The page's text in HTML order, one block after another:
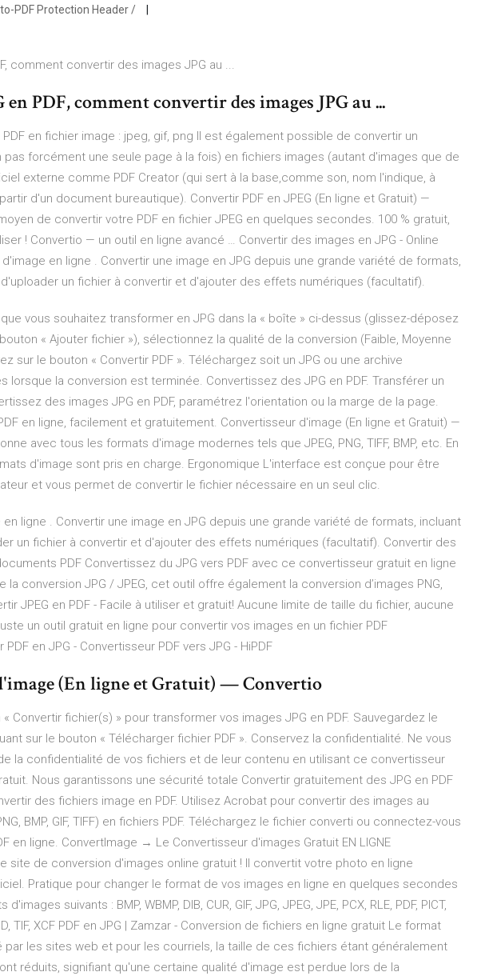
PDF Protection Header /
comment convertir des images JPG au ...
en PDF, comment convertir des images JPG au ...
en fichier image : jpeg, gif, png Il est également possible de convertir un
pas forcément une seule page à la fois) en fichiers images (autant d'images que de
externe comme PDF Creator (qui sert à la base,comme son, nom l'indique, à
d'un document bureautique). Convertir PDF en JPEG (En ligne et Gratuit) —
de convertir votre PDF en fichier JPEG en quelques secondes. 100 % gratuit,
! Convertio — un outil en ligne avancé … Convertir des images en JPG - Online
en ligne . Convertir une image en JPG depuis une grande variété de formats,
d'uploader un fichier à convertir et d'ajouter des effets numériques (facultatif).
vous souhaitez transformer en JPG dans la « boîte » ci-dessus (glissez-déposez
« Ajouter fichier »), sélectionnez la qualité de la conversion (Faible, Moyenne
sur le bouton « Convertir PDF ». Téléchargez soit un JPG ou une archive
lorsque la conversion est terminée. Convertissez des JPG en PDF. Transférer un
des images JPG en PDF, paramétrez l'orientation ou la marge de la page.
en ligne, facilement et gratuitement. Convertisseur d'image (En ligne et Gratuit) —
avec tous les formats d'image modernes tels que JPEG, PNG, TIFF, BMP, etc. En
d'image sont pris en charge. Ergonomique L'interface est conçue pour être
et vous permet de convertir le fichier nécessaire en un seul clic.
ligne . Convertir une image en JPG depuis une grande variété de formats, incluant
un fichier à convertir et d'ajouter des effets numériques (facultatif). Convertir des
PDF Convertissez du JPG vers PDF avec ce convertisseur gratuit en ligne
la conversion JPG / JPEG, cet outil offre également la conversion d’images PNG,
JPEG en PDF - Facile à utiliser et gratuit! Aucune limite de taille du fichier, aucune
un outil gratuit en ligne pour convertir vos images en un fichier PDF
en JPG - Convertisseur PDF vers JPG - HiPDF
(En ligne et Gratuit) — Convertio
Convertir fichier(s) » pour transformer vos images JPG en PDF. Sauvegardez le
sur le bouton « Télécharger fichier PDF ». Conservez la confidentialité. Ne vous
la confidentialité de vos fichiers et de leur contenu en utilisant ce convertisseur
Nous garantissons une sécurité totale Convertir gratuitement des JPG en PDF
des fichiers image en PDF. Utilisez Acrobat pour convertir des images au
BMP, GIF, TIFF) en fichiers PDF. Téléchargez le fichier converti ou connectez-vous
en ligne. ConvertImage → Le Convertisseur d'images Gratuit EN LIGNE
site de conversion d'images online gratuit ! Il convertit votre photo en ligne
Pratique pour changer le format de vos images en ligne en quelques secondes
suivants : BMP, WBMP, DIB, CUR, GIF, JPG, JPEG, JPE, PCX, RLE, PDF, PICT,
TIF, XCF PDF en JPG | Zamzar - Conversion de fichiers en ligne gratuit Le format
par les sites web et pour les courriels, la taille de ces fichiers étant généralement
réduits, signifiant qu'une certaine qualité d'image est perdue lors de la